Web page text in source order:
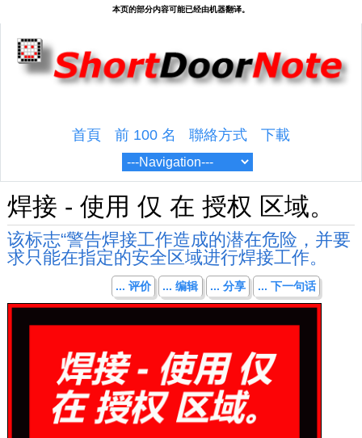
首頁 前 100 名 聯絡方式 下載
焊接 - 使用 仅 在 授权 区域。
该标志“警告焊接工作造成的潜在危险，并要
求只能在指定的安全区域进行焊接工作。
... 评价 ... 编辑 ... 分享 ... 下一句话